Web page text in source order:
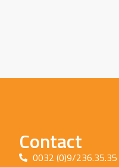
Contact
0032 (0)9/236.35.35